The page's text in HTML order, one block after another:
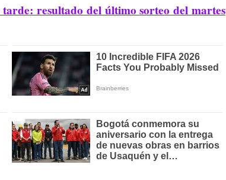
resultado del último sorteo del martes